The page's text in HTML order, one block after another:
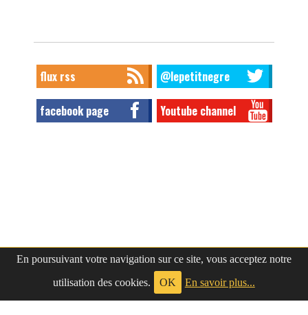
En poursuivant votre navigation sur ce site, vous acceptez notre
utilisation des cookies.
OK En savoir plus...
flux rss @lepetitnegre
facebook page Youtube channel